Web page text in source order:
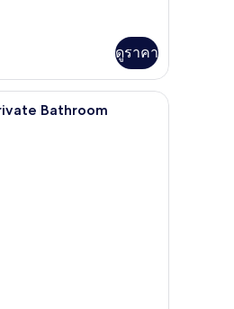
ดูราคา
, ผ้านวมขนเป็ด, ตู้นิรภัยในห้องพัก
เครื่องนอนป้องกันสารก่อภูมิแพ้, ผ้านวมขนเป็
Bathroom